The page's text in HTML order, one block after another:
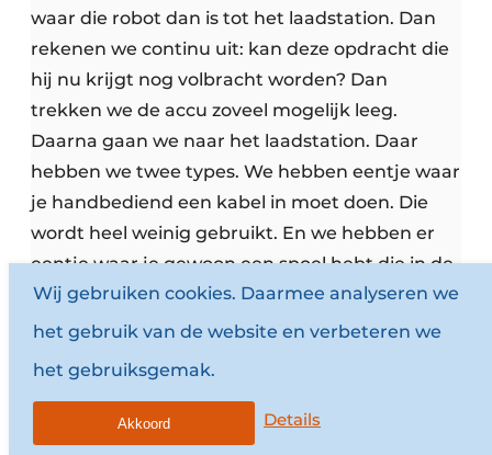
waar die robot dan is tot het laadstation. Dan
rekenen we continu uit: kan deze opdracht die
hij nu krijgt nog volbracht worden? Dan
trekken we de accu zoveel mogelijk leeg.
Daarna gaan we naar het laadstation. Daar
hebben we twee types. We hebben eentje waar
je handbediend een kabel in moet doen. Die
wordt heel weinig gebruikt. En we hebben er
eentje waar je gewoon een spoel hebt die in de
grond ligt. Inductieladen. Of aan de wand. Dan
rijdt hij met zijn steun voorzichtig tegen de
maar hij staat gewoon voor het laadstation. En
als hij dan klaar is, dan geeft hij een seintje naar
het centrale systeem. Dan krijgt hij weer
Wij gebruiken cookies. Daarmee analyseren we
het gebruik van de website en verbeteren we
het gebruiksgemak.
Details
Akkoord